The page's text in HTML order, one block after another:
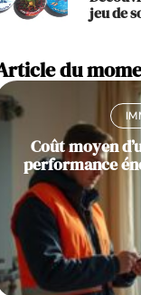
jeu de
du
Coût moyen
performance